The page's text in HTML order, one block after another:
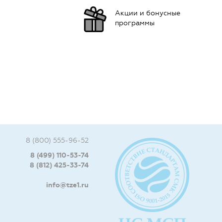
Акции и бонусные
программы
8 (800) 555-96-52
8 (499) 110-53-74
8 (812) 425-33-74
info@tze1.ru